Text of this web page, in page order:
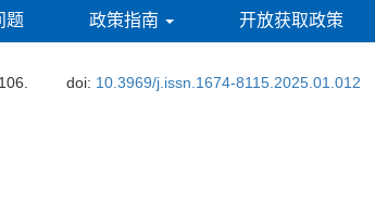
题 政策指南 开放获取政策
doi: 10.3969/j.issn.1674-8115.2025.01.012